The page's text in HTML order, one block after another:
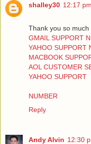
shalley30 12:17 pm
Thank you so much
GMAIL SUPPORT
YAHOO SUPPORT
MACBOOK
AOL CUSTOMER
YAHOO SUPPORT
NUMBER
Reply
Andy Alvin 12:30